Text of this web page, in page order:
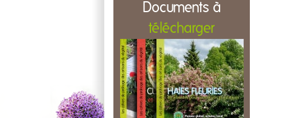
Documents à
télécharger